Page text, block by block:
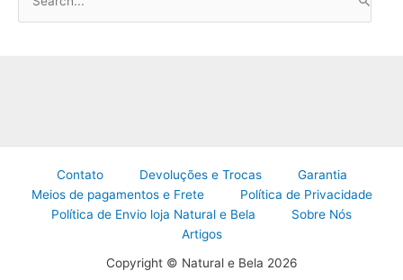
Contato Devoluções e Trocas
Garantia
Meios de pagamentos e Frete
Política de Privacidade
Política de Envio loja Natural e Bela
Sobre Nós
Artigos
Copyright © Natural e Bela 2026